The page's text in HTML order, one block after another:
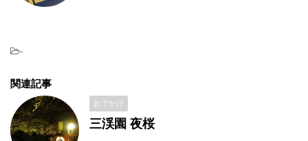
-
関連記事
おでかけ
三渓園 夜桜